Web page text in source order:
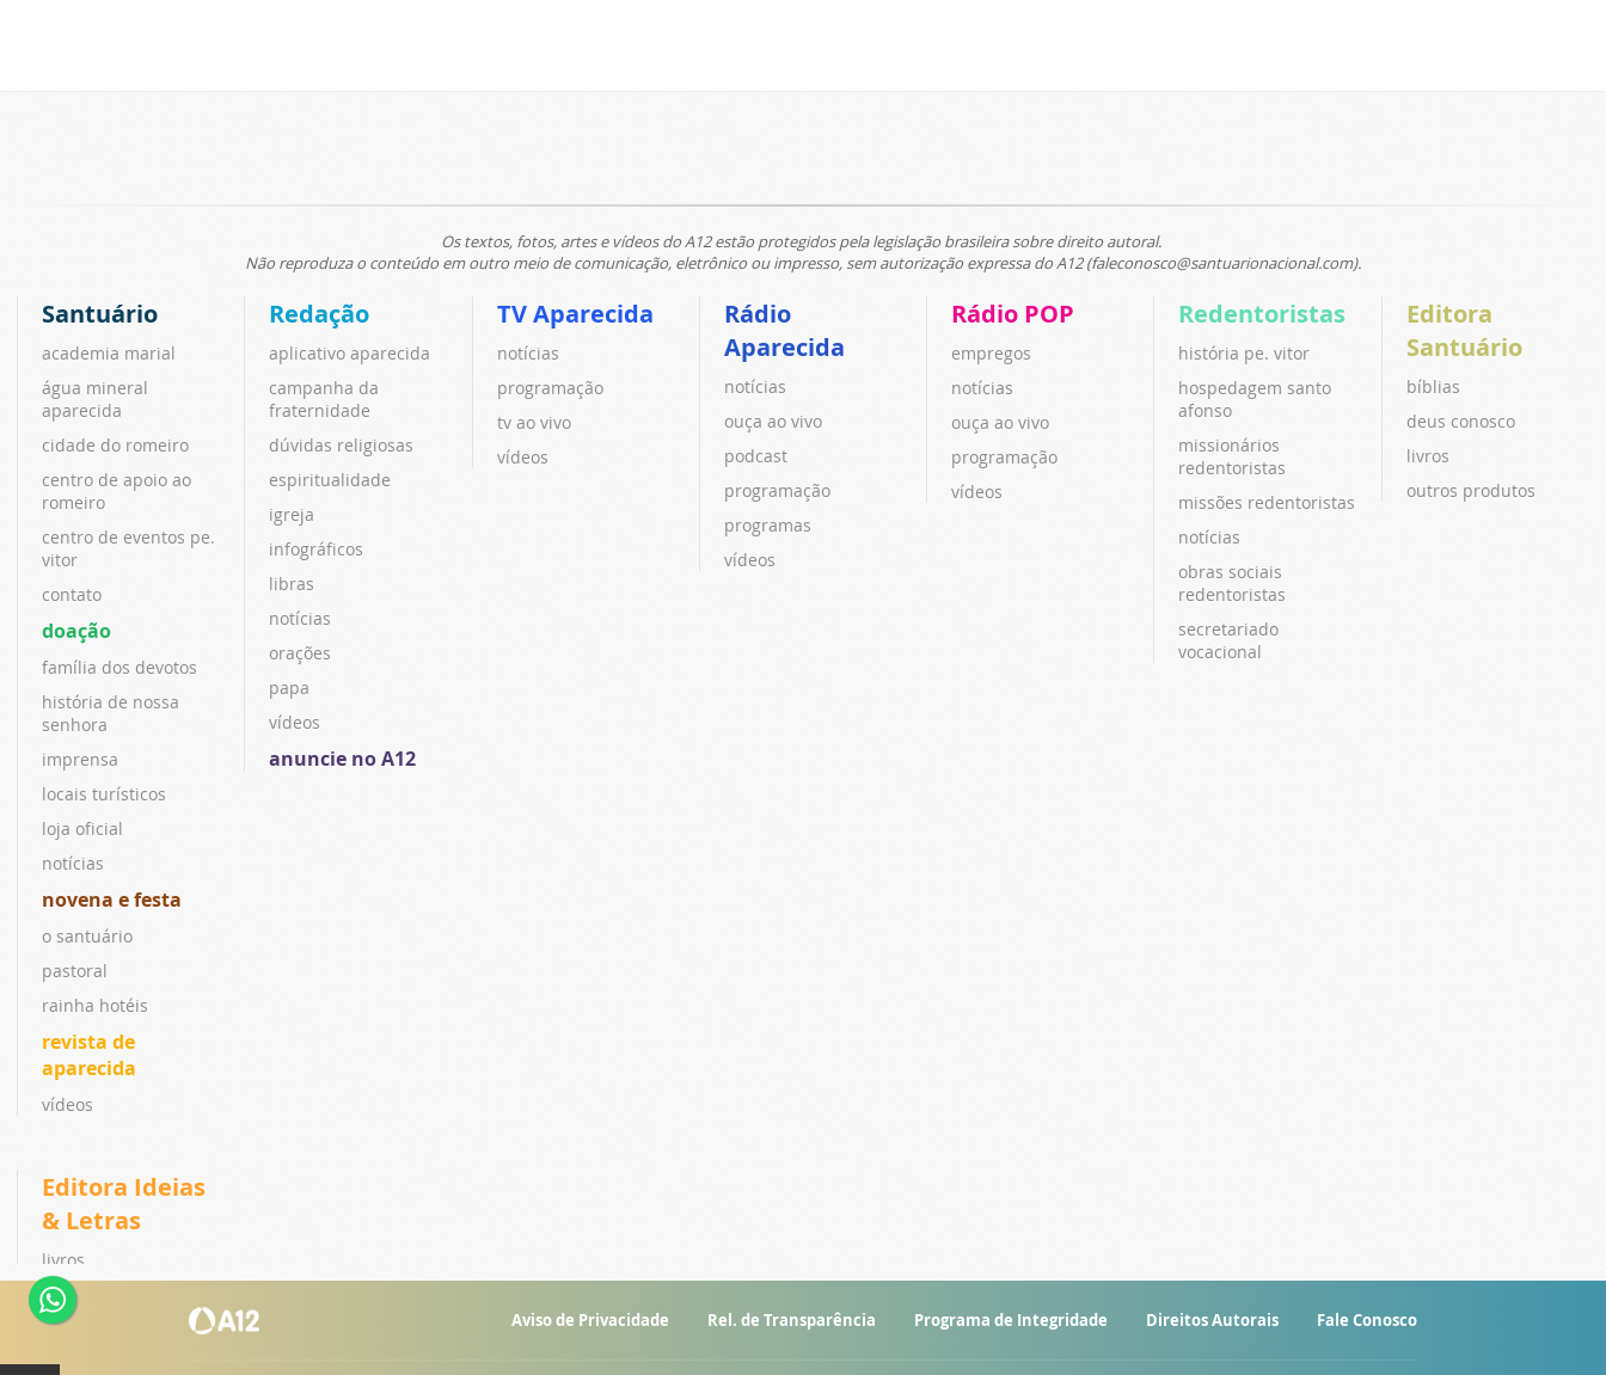
Os textos, fotos, artes e vídeos do A12 estão protegidos pela legislação brasileira sobre direito autoral.
Não reproduza o conteúdo em outro meio de comunicação, eletrônico ou impresso, sem autorização expressa do A12 (faleconosco@santuarionacional.com).
Santuário
academia marial
água mineral
aparecida
cidade do romeiro
centro de apoio ao
romeiro
centro de eventos pe.
vitor
contato
doação
família dos devotos
história de nossa
senhora
imprensa
locais turísticos
loja oficial
notícias
novena e festa
o santuário
pastoral
rainha hotéis
revista de
aparecida
vídeos
Redação
aplicativo aparecida
campanha da
fraternidade
dúvidas religiosas
espiritualidade
igreja
infográficos
libras
notícias
orações
papa
vídeos
anuncie no A12
TV Aparecida
notícias
programação
tv ao vivo
vídeos
Rádio
Aparecida
notícias
ouça ao vivo
podcast
programação
programas
vídeos
Rádio POP
empregos
notícias
ouça ao vivo
programação
vídeos
Redentoristas
história pe. vitor
hospedagem santo
afonso
missionários
redentoristas
missões redentoristas
notícias
obras sociais
redentoristas
secretariado
vocacional
Editora
Santuário
bíblias
deus conosco
livros
outros produtos
Editora Ideias
& Letras
livros
coleções
lançamentos
ebook
Aviso de Privacidade Rel. de Transparência Programa de Integridade Direitos Autorais Fale Conosco